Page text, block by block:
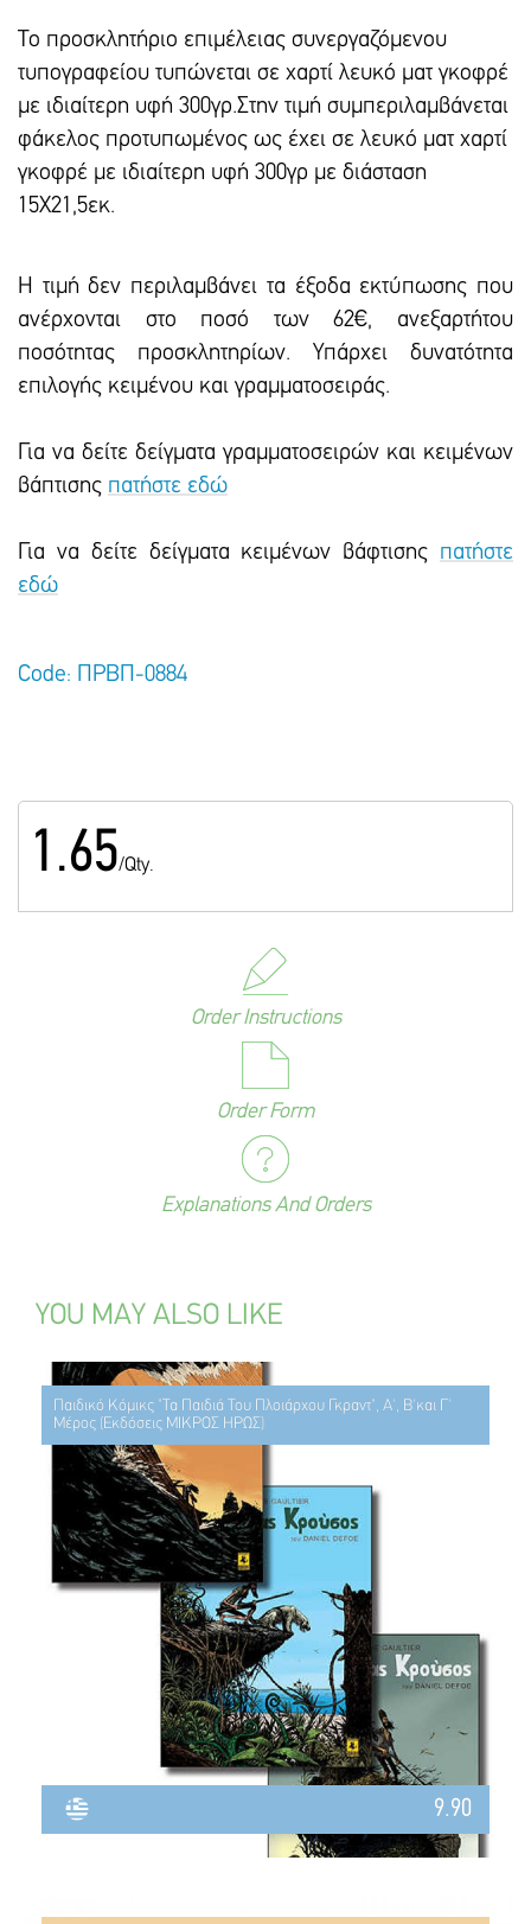
Το προσκλητήριο επιμέλειας συνεργαζόμενου
τυπογραφείου τυπώνεται σε χαρτί λευκό ματ γκοφρέ
με ιδιαίτερη υφή 300γρ.Στην τιμή συμπεριλαμβάνεται
φάκελος προτυπωμένος ως έχει σε λευκό ματ χαρτί
γκοφρέ με ιδιαίτερη υφή 300γρ με διάσταση
15Χ21,5εκ.
Η τιμή δεν περιλαμβάνει τα έξοδα εκτύπωσης που
ανέρχονται στο ποσό των 62€, ανεξαρτήτου
ποσότητας προσκλητηρίων. Υπάρxει δυνατότητα
επιλογής κειμένου και γραμματοσειράς.
Για να δείτε δείγματα γραμματοσειρών και κειμένων
βάπτισης πατήστε εδώ
Για να δείτε δείγματα κειμένων βάφτισης πατήστε
εδώ
Code: ΠΡΒΠ-0884
1.65/Qty.
Order Instructions
Order Form
Explanations And Orders
YOU MAY ALSO LIKE
Παιδικό Κόμικς "Τα Παιδιά Του Πλοιάρχου Γκραντ", Α', Β'και Γ'
Μέρος (Εκδόσεις ΜΙΚΡΟΣ ΗΡΩΣ)
9.90